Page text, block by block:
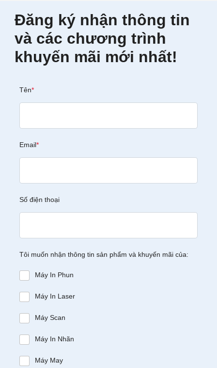
Đăng ký nhận thông tin
và các chương trình
khuyến mãi mới nhất!
Tên*
Email*
Số điện thoại
Tôi muốn nhận thông tin sản phẩm và khuyến mãi của:
Máy In Phun
Máy In Laser
Máy Scan
Máy In Nhãn
Máy May